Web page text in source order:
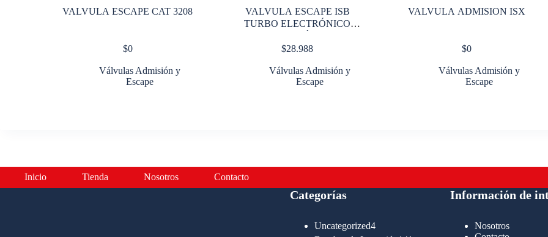
VALVULA ESCAPE CAT 3208
$0
Válvulas Admisión y
Escape
VALVULA ESCAPE ISB
TURBO ELECTRÓNICO
$28.988
Válvulas Admisión y
Escape
VALVULA ADMISION ISX
$0
Válvulas Admisión y
Escape
Inicio Tienda Nosotros Contacto
Categorías
Uncategorized44
Información de
Nosotros